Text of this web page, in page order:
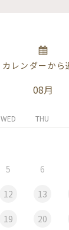
カレンダーから
08月
WED THU
5 6
12 13
19 20